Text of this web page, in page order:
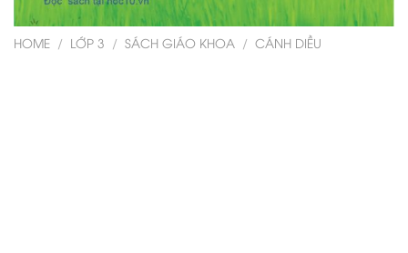
HOME / LỚP 3 / SÁCH GIÁO KHOA / CÁNH DIỀU